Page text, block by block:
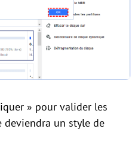
» pour valider les
un style de